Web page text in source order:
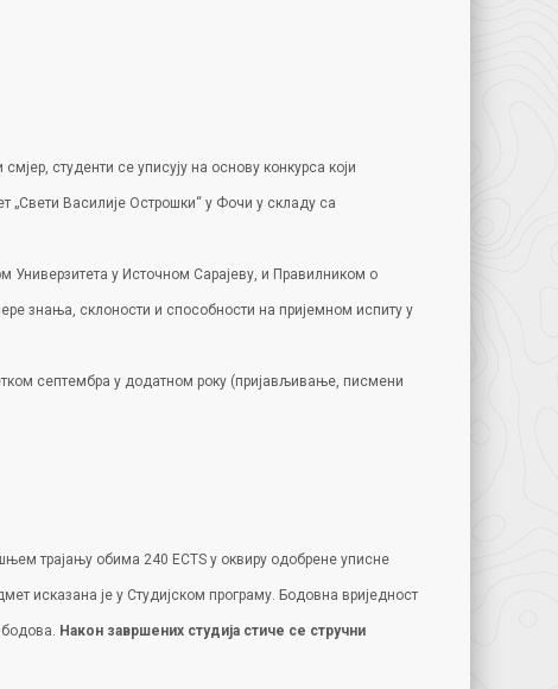
студенти се уписују на основу конкурса који
„Свети Василије Острошки“ у Фочи у складу са
Универзитета у Источном Сарајеву, и Правилником о
знања, склоности и способности на пријемном испиту у
септембра у додатном року (пријављивање, писмени
трајању обима 240 ECTS у оквиру одобрене уписне
исказана је у Студијском програму. Бодовна вриједност
бодова. Након завршених студија стиче се стручни